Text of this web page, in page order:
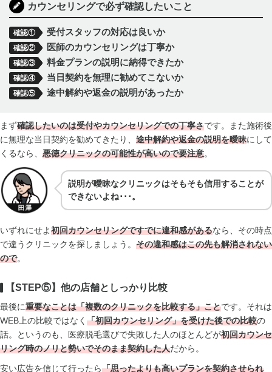
カウンセリングで必ず確認したいこと
確認① 受付スタッフの対応は良いか
確認② 医師のカウンセリングは丁寧か
確認③ 料金プランの説明に納得できたか
確認④ 当日契約を無理に勧めてこないか
確認⑤ 途中解約や返金の説明があったか
まず確認したいのは受付やカウンセリングでの丁寧さです。また施術後
に無理な当日契約を勧めてきたり、 途中解約や返金の説明を曖昧にして
くるなら、 悪徳クリニックの可能性が高いので要注意。
説明が曖昧なクリニックはそもそも信用することが
できないよね･･･。
いずれにせよ初回カウンセリングですでに違和感があるなら、その時点
で違うクリニックを探しましょう。 その違和感はこの先も解消されない
ので。
【STEP⑤】他の店舗としっかり比較
最後に重要なことは「複数のクリニックを比較する」ことです。それは
WEB上の比較ではなく 「初回カウンセリング」を受けた後での比較の
話。というのも、医療脱毛選びで失敗した人のほとんどが初回カウンセ
リング時のノリと勢いでそのまま契約した人だから。
安い広告を信じて行ったら「思ったよりも高いプランを契約させられ